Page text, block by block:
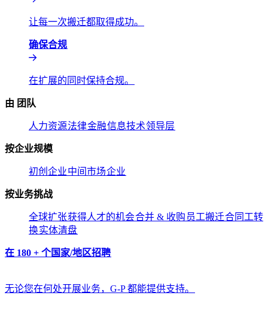
让每一次搬迁都取得成功。​​
确保合规​​
在扩展的同时保持合规。​​
由 团队​​
人力资源​​法律​​金融​​信息技术​​领导层​​
按企业规模​​
初创企业​​中间市场​​企业​​
按业务挑战​​
全球扩张​​获得人才的机会​​合并 & 收购​​ 员工搬迁​​合同工转
换​​实体清盘​​
在 180 + 个国家/地区招聘​​
无论您在何处开展业务，G-P 都能提供支持。​​